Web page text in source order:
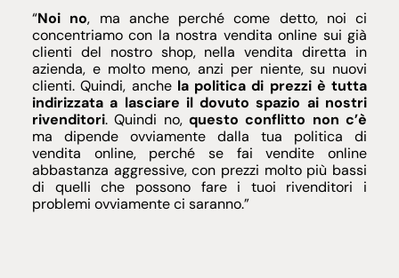
“Noi no, ma anche perché come detto, noi ci
concentriamo con la nostra vendita online sui già
clienti del nostro shop, nella vendita diretta in
azienda, e molto meno, anzi per niente, su nuovi
clienti. Quindi, anche la politica di prezzi è tutta
indirizzata a lasciare il dovuto spazio ai nostri
rivenditori. Quindi no, questo conflitto non c’è
ma dipende ovviamente dalla tua politica di
vendita online, perché se fai vendite online
abbastanza aggressive, con prezzi molto più bassi
di quelli che possono fare i tuoi rivenditori i
problemi ovviamente ci saranno.”